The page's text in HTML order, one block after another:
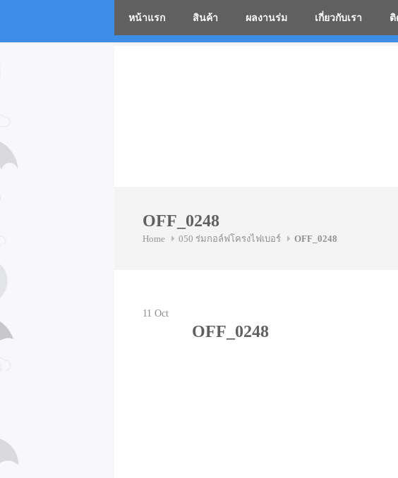
หน้าแรก สินค้า ผลงานร่ม เกี่ยวกับเรา ติ
OFF_0248
Home 050 ร่มกอล์ฟโครงไฟเบอร์ OFF_0248
11 Oct
OFF_0248
โรงงานร่มสกรีนโลโก้